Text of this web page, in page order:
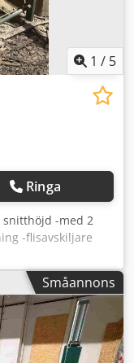
1 / 5
Ringa
snitthöjd -med 2
-flisavskiljare
Småannons